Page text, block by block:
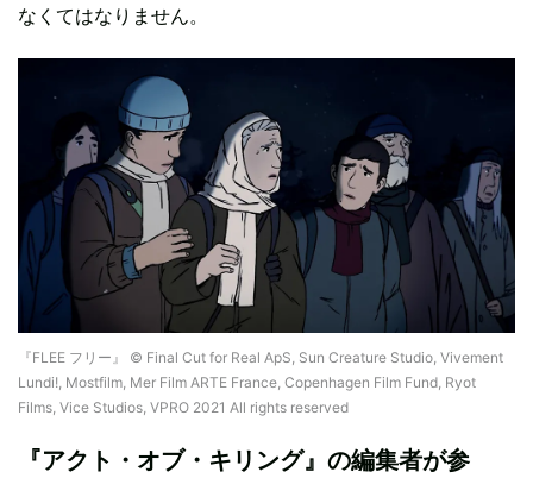
なくてはなりません。
『FLEE フリー』 © Final Cut for Real ApS, Sun Creature Studio, Vivement
Lundi!, Mostfilm, Mer Film ARTE France, Copenhagen Film Fund, Ryot
Films, Vice Studios, VPRO 2021 All rights reserved
『アクト・オブ・キリング』の編集者が参